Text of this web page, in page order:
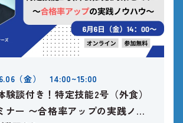
（金） 14:00~15:00
験談付き！特定技能2号（外食）
ナー 〜合格率アップの実践ノウ